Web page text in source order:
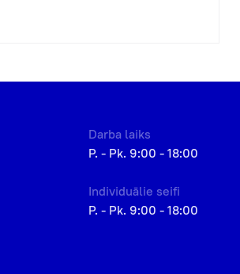
Darba laiks
P. - Pk. 9:00 - 18:00
Individuālie seifi
P. - Pk. 9:00 - 18:00